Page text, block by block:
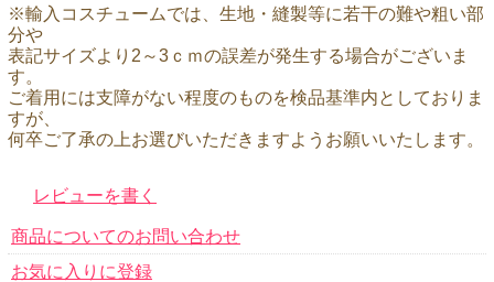
※輸入コスチュームでは、生地・縫製等に若干の難や粗い部
分や
表記サイズより2～3ｃｍの誤差が発生する場合がございま
す。
ご着用には支障がない程度のものを検品基準内としておりま
すが、
何卒ご了承の上お選びいただきますようお願いいたします。
レビューを書く
商品についてのお問い合わせ
お気に入りに登録